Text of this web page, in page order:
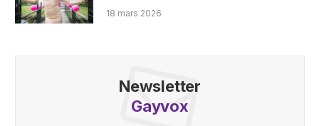
18 mars 2026
Newsletter
Gayvox